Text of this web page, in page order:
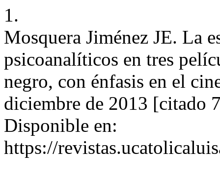
1.
Mosquera Jiménez JE. La
psicoanalíticos en tres
negro, con énfasis en el
diciembre de 2013 [citado
Disponible en:
https://